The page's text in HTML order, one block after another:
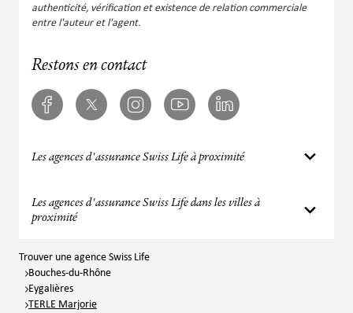
authenticité, vérification et existence de relation commerciale
entre l'auteur et l'agent.
Restons en contact
FacebookTwitter InstagramYoutube Linkedin
Les agences d'assurance Swiss Life à proximité
Les agences d'assurance Swiss Life dans les villes à
proximité
Trouver une agence Swiss Life
Bouches-du-Rhône
Eygalières
TERLE Marjorie